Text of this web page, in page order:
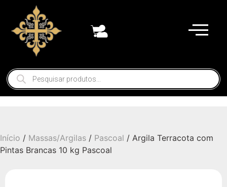
Início / Massas/Argilas / Pascoal / Argila Terracota com
Pintas Brancas 10 kg Pascoal